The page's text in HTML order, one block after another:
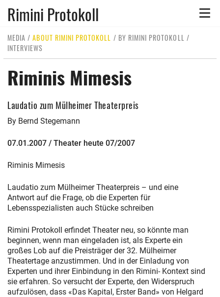
Toggle
Rimini Protokoll
MEDIA /ABOUT RIMINI PROTOKOLL / BY RIMINI PROTOKOLL /
INTERVIEWS
Riminis Mimesis
Laudatio zum Mülheimer Theaterpreis
By Bernd Stegemann
07.01.2007 / Theater heute 07/2007
Riminis Mimesis
Laudatio zum Mülheimer Theaterpreis – und eine
Antwort auf die Frage, ob die Experten für
Lebensspezialisten auch Stücke schreiben
Rimini Protokoll erfindet Theater neu, so könnte man
beginnen, wenn man eingeladen ist, als Experte ein
großes Lob auf die Preisträger der 32. Mülheimer
Theatertage anzustimmen. Und in der Einladung von
Experten und ihrer Einbindung in den Rimini- Kontext sind
sie erfahren. So versucht der Experte, den Widerspruch
aufzulösen, dass «Das Kapital, Erster Band» von Helgard